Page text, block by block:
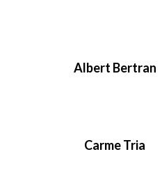
Albert Bertran
Carme Tria